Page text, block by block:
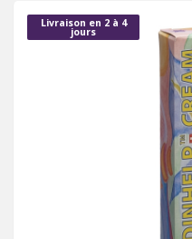
Livraison en 2 à 4
jours